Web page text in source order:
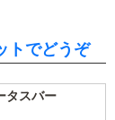
トでどうぞ
タスバー